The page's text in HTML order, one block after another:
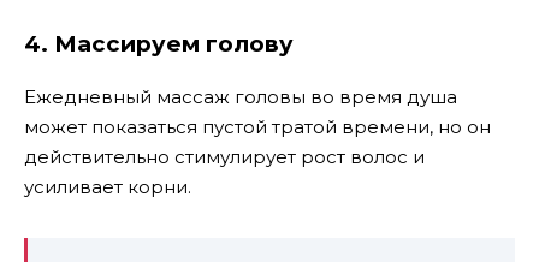
4. Массируем голову
Ежедневный массаж головы во время душа
может показаться пустой тратой времени, но он
действительно стимулирует рост волос и
усиливает корни.